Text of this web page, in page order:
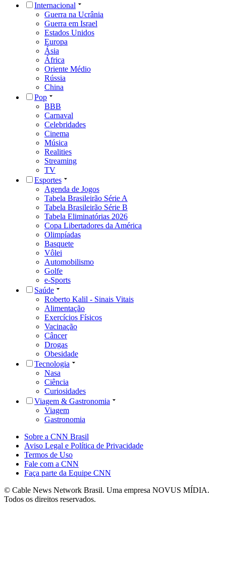
Internacional
Guerra na Ucrânia
Guerra em Israel
Estados Unidos
Europa
Ásia
África
Oriente Médio
Rússia
China
Pop
BBB
Carnaval
Celebridades
Cinema
Música
Realities
Streaming
TV
Esportes
Agenda de Jogos
Tabela Brasileirão Série A
Tabela Brasileirão Série B
Tabela Eliminatórias 2026
Copa Libertadores da América
Olimpíadas
Basquete
Vôlei
Automobilismo
Golfe
e-Sports
Saúde
Roberto Kalil - Sinais Vitais
Alimentação
Exercícios Físicos
Vacinação
Câncer
Drogas
Obesidade
Tecnologia
Nasa
Ciência
Curiosidades
Viagem & Gastronomia
Viagem
Gastronomia
Sobre a CNN Brasil
Aviso Legal e Política de Privacidade
Termos de Uso
Fale com a CNN
Faça parte da Equipe CNN
© Cable News Network Brasil. Uma empresa NOVUS MÍDIA.
Todos os direitos reservados.